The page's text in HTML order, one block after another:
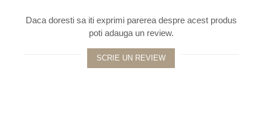
Daca doresti sa iti exprimi parerea despre acest produs
poti adauga un review.
SCRIE UN REVIEW